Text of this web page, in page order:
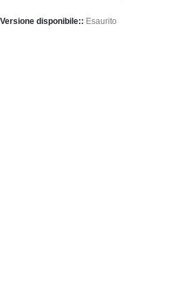
Versione disponibile:: Esaurito